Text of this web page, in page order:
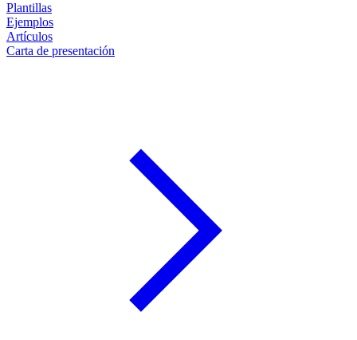
Plantillas
Ejemplos
Artículos
Carta de presentación